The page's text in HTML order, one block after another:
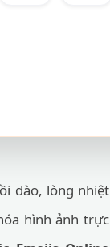
dào, lòng nhiệt
hình ảnh trực